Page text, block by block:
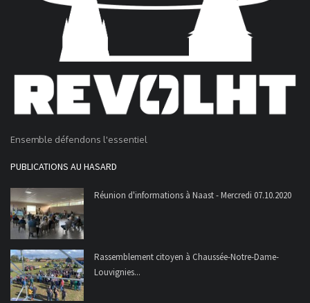
Ensemble défendons l'essentiel
PUBLICATIONS AU HASARD
Réunion d'informations à Naast - Mercredi 07.10.2020
Rassemblement citoyen à Chaussée-Notre-Dame-
Louvignies...